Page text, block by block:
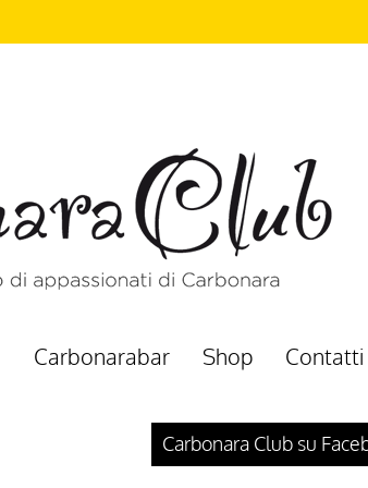
Carbonarabar Shop Contatti
Carbonara Club su